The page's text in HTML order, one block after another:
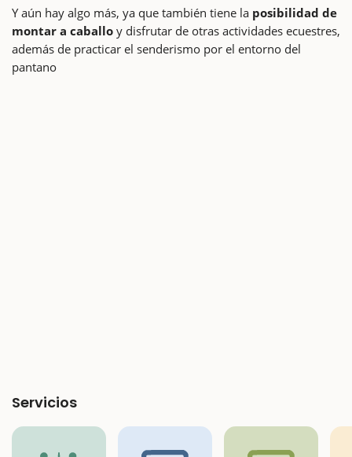
Y aún hay algo más, ya que también tiene la posibilidad de
montar a caballo y disfrutar de otras actividades ecuestres,
además de practicar el senderismo por el entorno del
pantano
Servicios